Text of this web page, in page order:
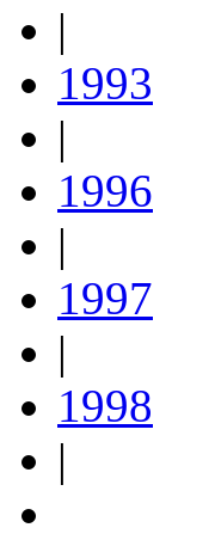
|
1993
|
1996
|
1997
|
1998
|